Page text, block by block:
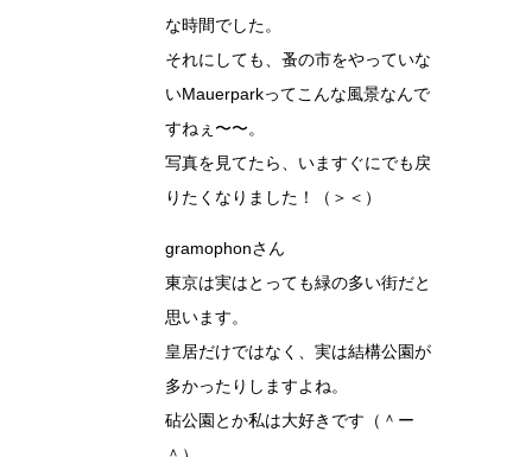
な時間でした。
それにしても、蚤の市をやっていな
いMauerparkってこんな風景なんで
すねぇ〜〜。
写真を見てたら、いますぐにでも戻
りたくなりました！（＞＜）
gramophonさん
東京は実はとっても緑の多い街だと
思います。
皇居だけではなく、実は結構公園が
多かったりしますよね。
砧公園とか私は大好きです（＾ー